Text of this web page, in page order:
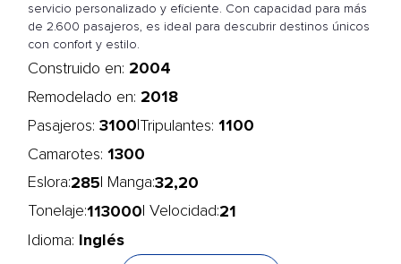
servicio personalizado y eficiente. Con capacidad para más
de 2.600 pasajeros, es ideal para descubrir destinos únicos
con confort y estilo.
Construido en: 2004
Remodelado en: 2018
Pasajeros: 3100 Tripulantes: 1100
Camarotes: 1300
Eslora:285 | Manga:32,20
Tonelaje:113000 | Velocidad:21
Idioma: Inglés